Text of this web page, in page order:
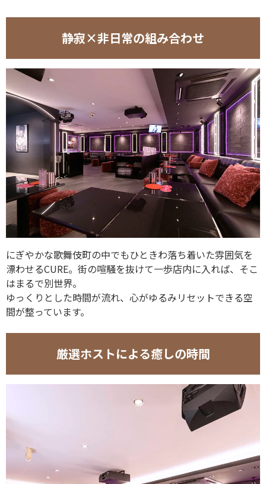
静寂×非日常の組み合わせ
にぎやかな歌舞伎町の中でもひときわ落ち着いた雰囲気を
漂わせるCURE。街の喧騒を抜けて一歩店内に入れば、そこ
はまるで別世界。
ゆっくりとした時間が流れ、心がゆるみリセットできる空
間が整っています。
厳選ホストによる癒しの時間